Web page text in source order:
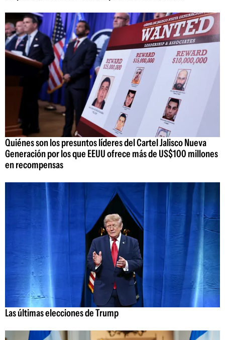
Quiénes son los presuntos líderes del Cartel Jalisco Nueva
Generación por los que EEUU ofrece más de US$100 millones
en recompensas
Las últimas elecciones de Trump